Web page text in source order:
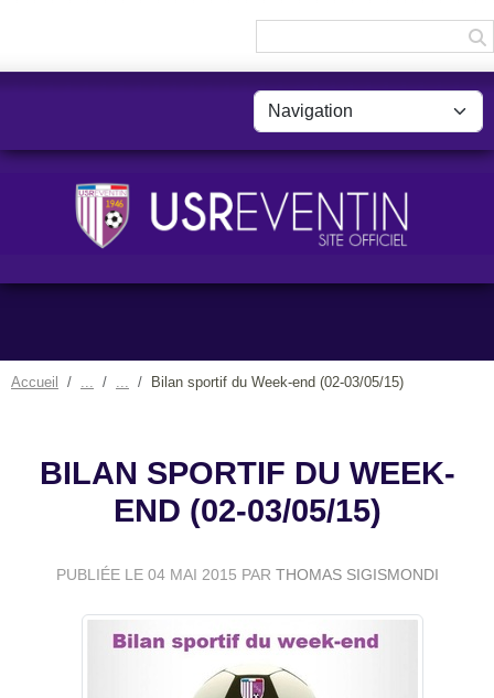
Accueil Bilan sportif du Week-end (02-03/05/15)
BILAN SPORTIF DU WEEK-
END (02-03/05/15)
PUBLIÉE LE 04 MAI 2015 PAR THOMAS SIGISMONDI